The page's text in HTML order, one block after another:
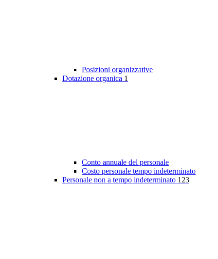
Posizioni organizzative
Dotazione organica 1
Conto annuale del personale
Costo personale tempo indeterminato
Personale non a tempo indeterminato 123